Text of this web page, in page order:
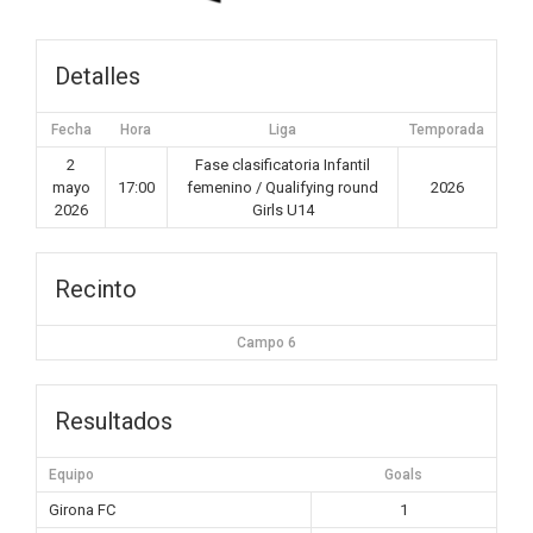
Detalles
Fecha Hora Liga Temporada
2
mayo
2026
17:00
Fase clasificatoria Infantil
femenino / Qualifying round
Girls U14
2026
Recinto
Campo 6
Resultados
Equipo Goals
Girona FC 1